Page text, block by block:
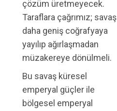
çözüm üretmeyecek.
Taraflara çağrımız; savaş
daha geniş coğrafyaya
yayılıp ağırlaşmadan
müzakereye dönülmeli.
Bu savaş küresel
emperyal güçler ile
bölgesel emperyal